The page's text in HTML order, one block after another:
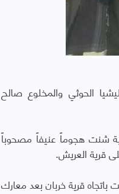
الحوثي والمخلوع صالح
الشعبية شنت هجوماً عنيفاً مصحوباً
قرية العريش.
قرية خربان بعد معارك